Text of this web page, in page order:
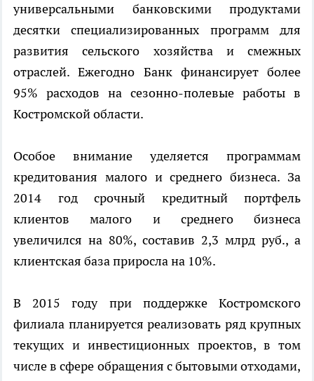
универсальными банковскими продуктами
десятки специализированных программ для
развития сельского хозяйства и смежных
отраслей. Ежегодно Банк финансирует более
95% расходов на сезонно-полевые работы в
Костромской области.
Особое внимание уделяется программам
кредитования малого и среднего бизнеса. За
2014 год срочный кредитный портфель
клиентов малого и среднего бизнеса
увеличился на 80%, составив 2,3 млрд руб., а
клиентская база приросла на 10%.
В 2015 году при поддержке Костромского
филиала планируется реализовать ряд крупных
текущих и инвестиционных проектов, в том
числе в сфере обращения с бытовыми отходами,